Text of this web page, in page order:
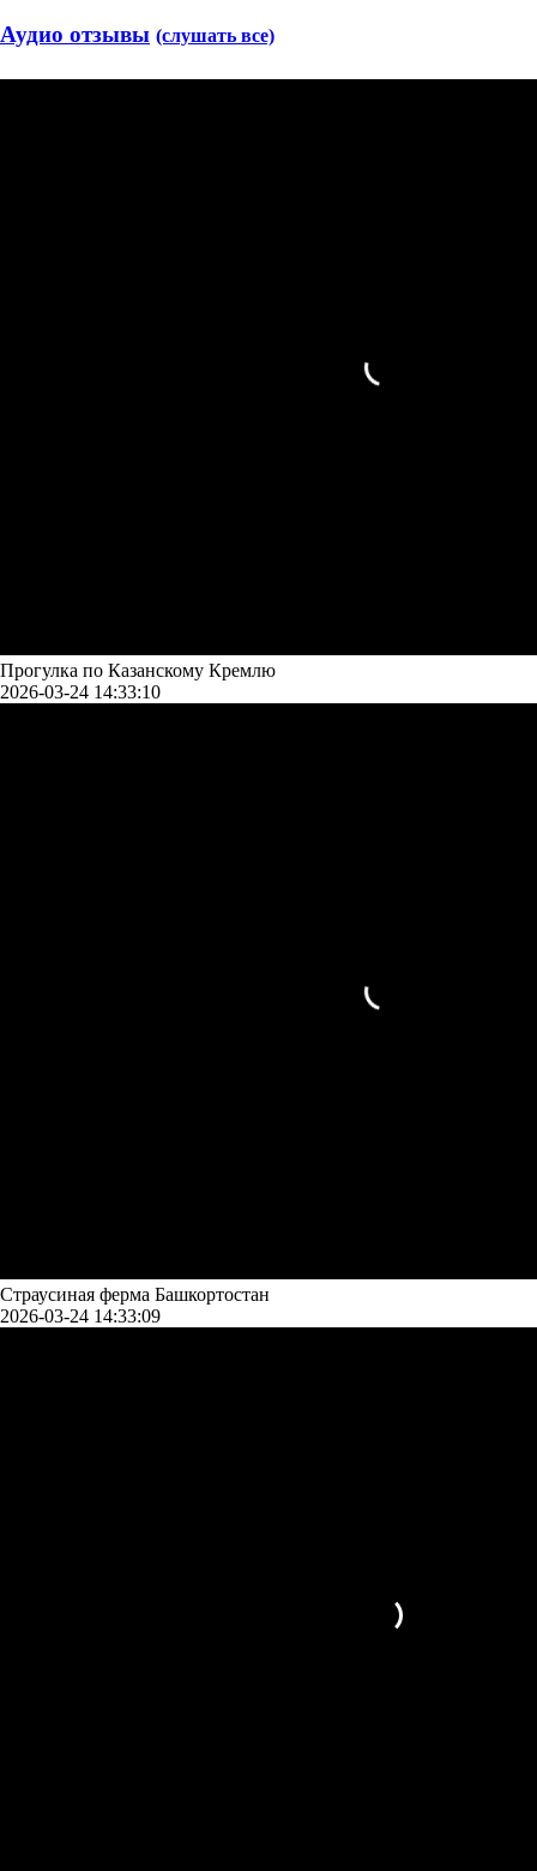
Аудио отзывы (слушать все)
Прогулка по Казанскому Кремлю
2026-03-24 14:33:10
Страусиная ферма Башкортостан
2026-03-24 14:33:09